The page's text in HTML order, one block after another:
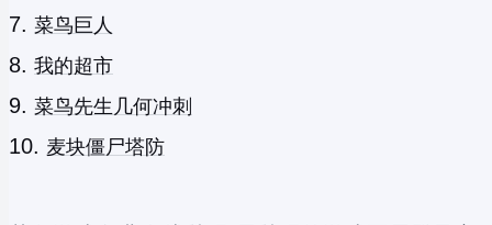
菜鸟巨人
我的超市
菜鸟先生几何冲刺
麦块僵尸塔防